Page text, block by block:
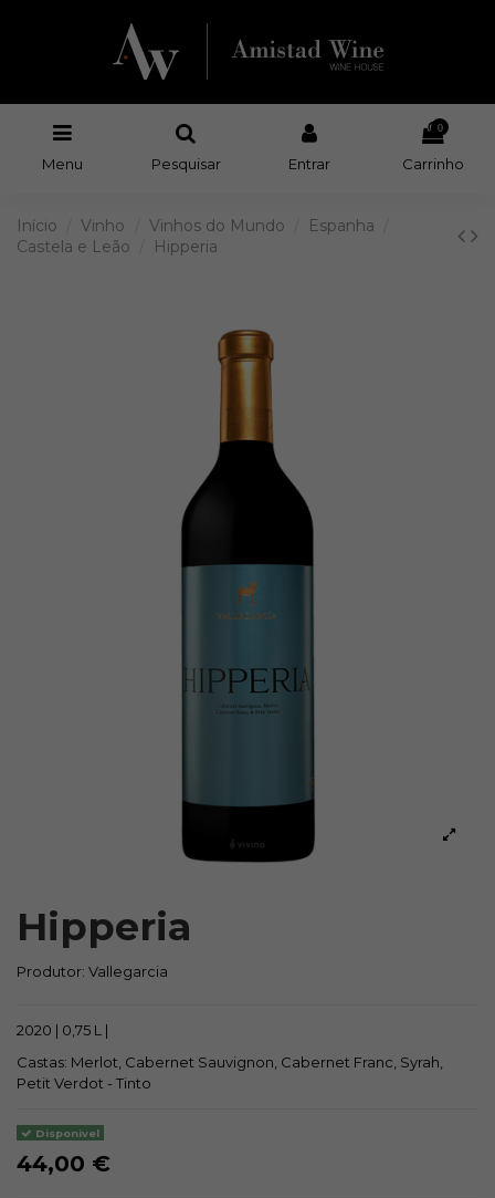
Menu Pesquisar Entrar
0
Carrinho
Início Vinho Vinhos do Mundo
Espanha
Castela e Leão
Hipperia
Hipperia
Produtor: Vallegarcia
2020 | 0,75 L |
Castas: Merlot, Cabernet Sauvignon, Cabernet Franc, Syrah,
Petit Verdot - Tinto
Disponivel
44,00 €